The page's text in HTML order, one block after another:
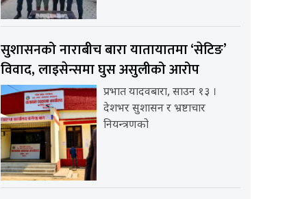
सुशासनको नाराबीच बारा यातायातमा ‘सेटिङ’
विवाद, लाइसेन्समा घुस असुलीको आरोप
प्रभात यादवबारा, साउन १३ ।
देशभर सुशासन र भ्रष्टाचार
नियन्त्रणको